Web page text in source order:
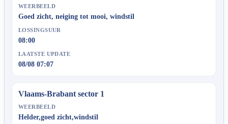
WEERBEELD
Goed zicht, neiging tot mooi, windstil
LOSSINGSUUR
08:00
LAATSTE UPDATE
08/08 07:07
Vlaams-Brabant sector 1
WEERBEELD
Helder,goed zicht,windstil